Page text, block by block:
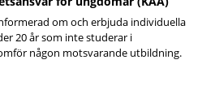
om och erbjuda individuella
20 år som inte studerar i
någon motsvarande utbildning.